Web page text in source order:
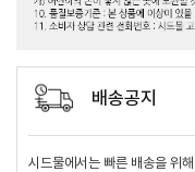
배송공지
시드물에서는 빠른 배송을 위해